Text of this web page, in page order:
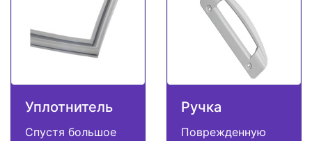
Уплотнитель
Спустя большое
Ручка
Поврежденную